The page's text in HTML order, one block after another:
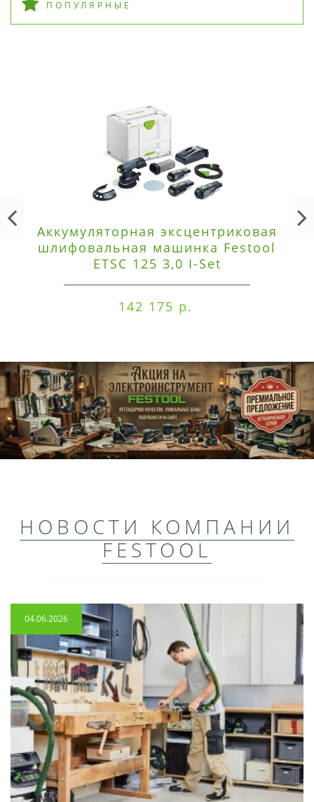
ПОПУЛЯРНЫЕ
Аккумуляторная эксцентриковая
шлифовальная машинка Festool
ETSC 125 3,0 I-Set
142 175 р.
НОВОСТИ КОМПАНИИ
FESTOOL
04.06.2026